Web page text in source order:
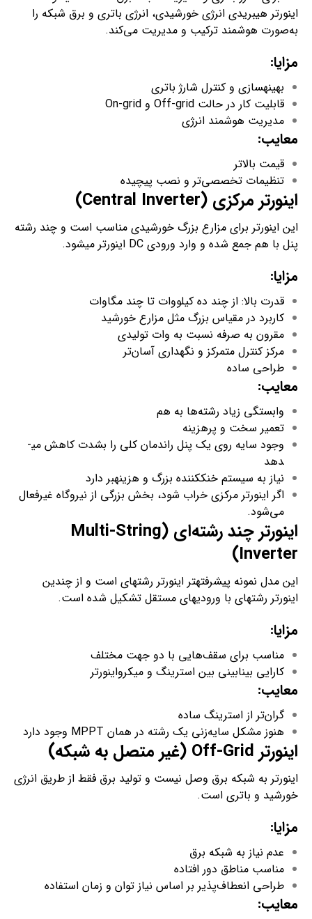
اینورتر هیبریدی انرژی خورشیدی، انرژی باتری و برق شبکه را
به‌صورت هوشمند ترکیب و مدیریت می‌کند.
مزایا:
بهینه­سازی و کنترل شارژ باتری
قابلیت کار در حالت Off-grid و On-grid
مدیریت هوشمند انرژی
معایب:
قیمت بالاتر
تنظیمات تخصصی‌تر و نصب پیچیده
اینورتر مرکزی (Central Inverter
)
این اینورتر برای مزارع بزرگ خورشیدی مناسب است و چند رشته
پنل با هم جمع شده و وارد ورودی DC اینورتر می­شود.
مزایا:
قدرت بالا: از چند ده کیلووات تا چند مگاوات
کاربرد در مقیاس بزرگ مثل مزارع خورشید
مقرون به صرفه نسبت به وات تولیدی
مرکز کنترل متمرکز و نگهداری آسان‌تر
طراحی ساده
معایب:
وابستگی زیاد رشته‌ها به هم
تعمیر سخت و پرهزینه
وجود سایه روی یک پنل راندمان کلی را بشدت کاهش می­
دهد
نیاز به سیستم خنک­کننده بزرگ و هزینه­بر دارد
اگر اینورتر مرکزی خراب شود، بخش بزرگی از نیروگاه غیرفعال
می‌شود.
اینورتر چند رشته‌ای (Multi-String
Inverter
)
این مدل نمونه پیشرفته­تر اینورتر رشته­ای است و از چندین
اینورتر رشته­ای با ورودی­های مستقل تشکیل شده است.
مزایا:
مناسب برای سقف‌هایی با دو جهت مختلف
کارایی بینابینی بین استرینگ و میکرواینورتر
معایب:
گران‌تر از استرینگ ساده
هنوز مشکل سایه‌زنی یک رشته در همان MPPT وجود دارد
اینورتر Off-Grid (غیر متصل به شبکه)
اینورتر به شبکه برق وصل نیست و تولید برق فقط از طریق انرژی
خورشید و باتری است.
مزایا:
عدم نیاز به شبکه برق
مناسب مناطق دور افتاده
طراحی انعطاف‌پذیر بر اساس نیاز توان و زمان استفاده
معایب: